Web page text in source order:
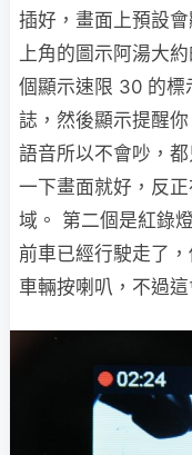
插好，畫面上預設
上角的圖示阿湯大
個顯示速限 30 的標
誌，然後顯示提醒
語音所以不會吵，
一下畫面就好，反
域。 第二個是紅錄
前車已經行駛走了
車輛按喇叭，不過